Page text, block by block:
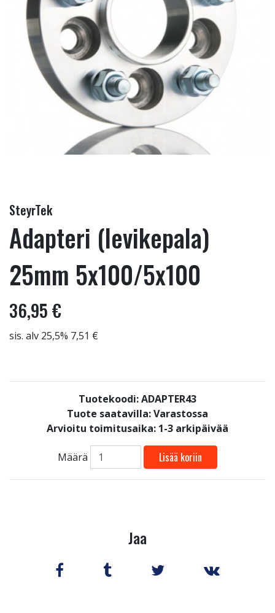
SteyrTek
Adapteri (levikepala)
25mm 5x100/5x100
36,95 €
sis. alv 25,5% 7,51 €
Tuotekoodi: ADAPTER43
Tuote saatavilla:Varastossa
Arvioitu toimitusaika: 1-3 arkipäivää
Määrä Lisää koriin
Jaa